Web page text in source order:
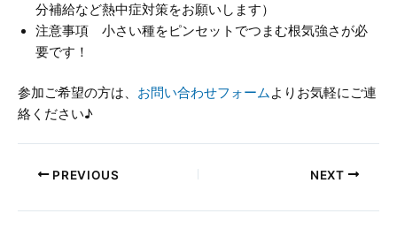
分補給など熱中症対策をお願いします）
注意事項 小さい種をピンセットでつまむ根気強さが必
要です！
参加ご希望の方は、 お問い合わせフォーム よりお気軽にご連
絡ください♪
PREVIOUS NEXT